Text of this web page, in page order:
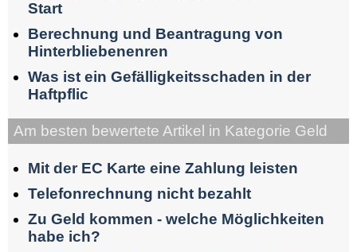
Start
Berechnung und Beantragung von
Hinterbliebenenren
Was ist ein Gefälligkeitsschaden in der
Haftpflic
Am besten bewertete Artikel in Kategorie Geld
Mit der EC Karte eine Zahlung leisten
Telefonrechnung nicht bezahlt
Zu Geld kommen - welche Möglichkeiten
habe ich?